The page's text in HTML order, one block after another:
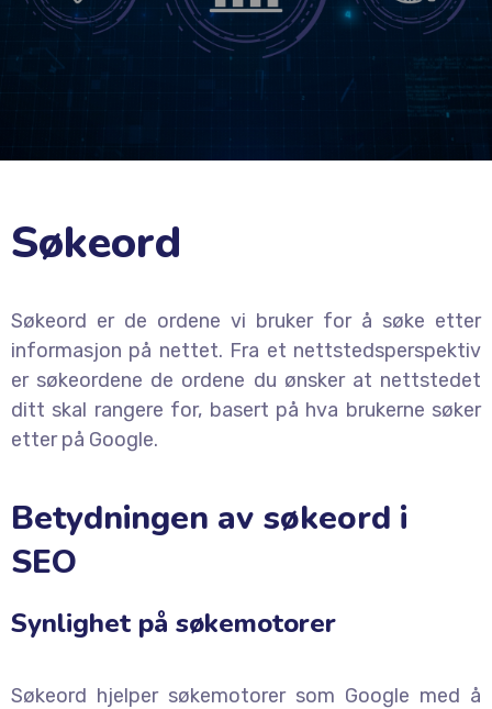
Søkeord
Søkeord er de ordene vi bruker for å søke etter
informasjon på nettet. Fra et nettstedsperspektiv
er søkeordene de ordene du ønsker at nettstedet
ditt skal rangere for, basert på hva brukerne søker
etter på Google.
Betydningen av søkeord i
SEO
Synlighet på søkemotorer
Søkeord hjelper søkemotorer som Google med å